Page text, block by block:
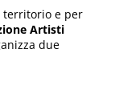
territorio e per
Artisti
due